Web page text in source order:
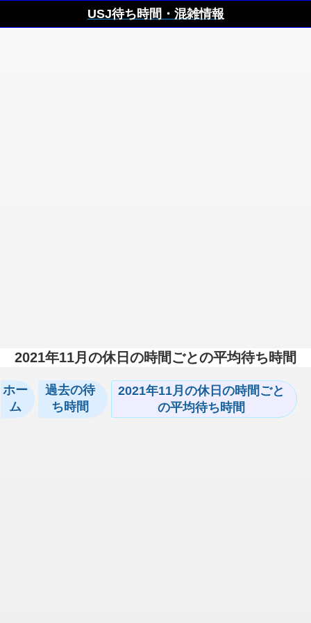
USJ待ち時間・混雑情報
2021年11月の休日の時間ごとの平均待ち時間
ホー
ム
過去の待
ち時間
2021年11月の休日の時間ごと
の平均待ち時間